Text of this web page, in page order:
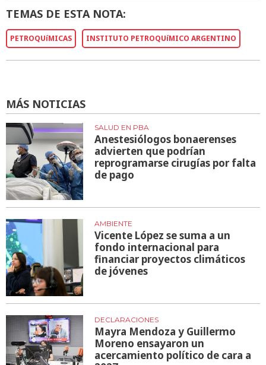
TEMAS DE ESTA NOTA:
PETROQUíMICAS INSTITUTO PETROQUíMICO ARGENTINO
MÁS NOTICIAS
SALUD EN PBA
Anestesiólogos bonaerenses
advierten que podrían
reprogramarse cirugías por falta
de pago
AMBIENTE
Vicente López se suma a un
fondo internacional para
financiar proyectos climáticos
de jóvenes
DECLARACIONES
Mayra Mendoza y Guillermo
Moreno ensayaron un
acercamiento político de cara a